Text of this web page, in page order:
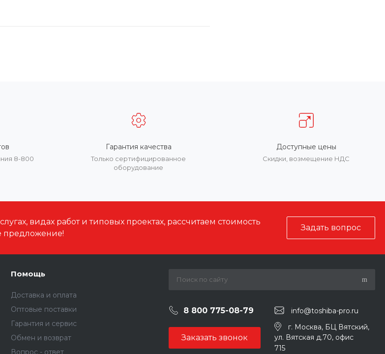
8-800
Гарантия качества
Только сертифицированное
оборудование
Доступные цены
Скидки, возмещение НДС
видах работ и типовых проектах, рассчитаем стоимость
предложение!
Задать вопрос
Помощь
Доставка и оплата
Оптовые поставки
Гарантия и сервис
Обмен и возврат
Вопрос - ответ
8 800 775-08-79 info@toshiba-pro.ru
Заказать звонок
г. Москва, БЦ Вятский,
ул. Вятская д.70, офис
715